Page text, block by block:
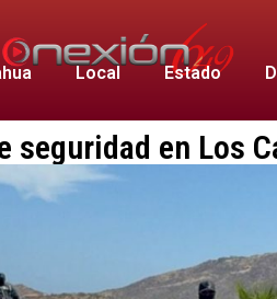
Local Estado
seguridad en Los